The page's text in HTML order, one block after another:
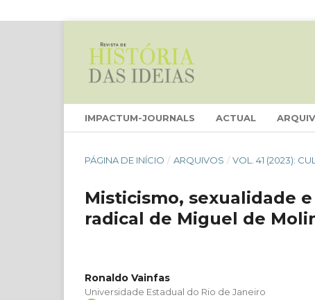
IMPACTUM-JOURNALS ACTUAL
PÁGINA DE INÍCIO / ARQUIVOS / VOL. 41 (2023):
Misticismo, sexualidade
radical de Miguel de
Ronaldo Vainfas
Universidade Estadual do Rio de Janeiro